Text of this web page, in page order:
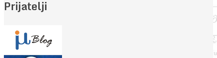
Prijatelji